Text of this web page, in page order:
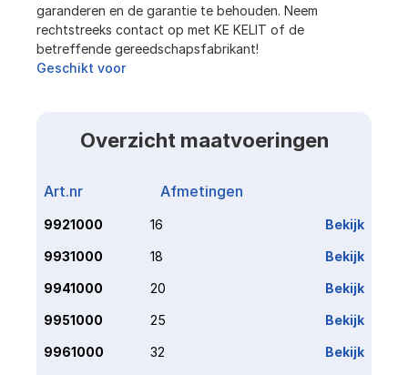
garanderen en de garantie te behouden. Neem
rechtstreeks contact op met KE KELIT of de
betreffende gereedschapsfabrikant!
Geschikt voor
Overzicht maatvoeringen
Art.nr Afmetingen
9921000 16 Bekijk
9931000 18 Bekijk
9941000 20 Bekijk
9951000 25 Bekijk
9961000 32 Bekijk